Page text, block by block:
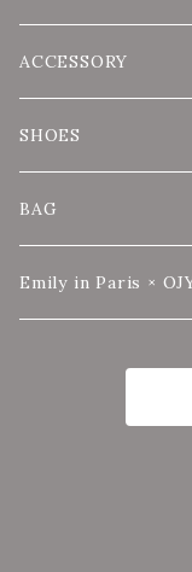
ACCESSORY
SHOES
BAG
Emily in Paris ×